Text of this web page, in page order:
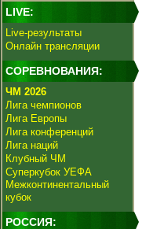
LIVE:
Live-результаты
Онлайн трансляции
СОРЕВНОВАНИЯ:
ЧМ 2026
Лига чемпионов
Лига Европы
Лига конференций
Лига наций
Клубный ЧМ
Суперкубок УЕФА
Межконтинентальный
кубок
РОССИЯ: